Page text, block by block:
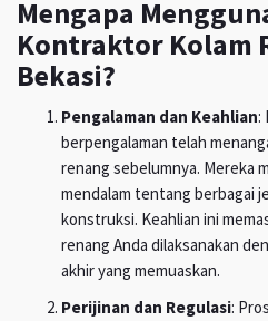
Mengapa
Kontraktor Kolam
Bekasi?
Pengalaman dan Keahlian:
berpengalaman telah
renang sebelumnya. Mereka
mendalam tentang berbagai
konstruksi. Keahlian ini
renang Anda dilaksanakan
akhir yang memuaskan.
Perijinan dan Regulasi: